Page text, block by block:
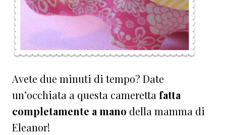
Avete due minuti di tempo? Date
un’occhiata a questa cameretta fatta
completamente a mano della mamma di
Eleanor!